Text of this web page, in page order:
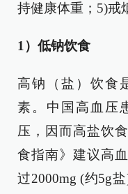
持健康体重；5)戒
1）低钠饮食
高钠（盐）饮食
素。中国高血压
压，因而高盐饮
食指南》建议高
过2000mg (约5g